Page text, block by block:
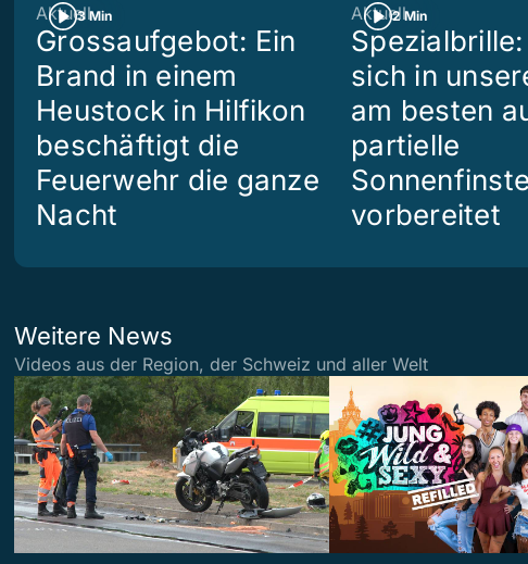
3 Min
Aktuell
Grossaufgebot: Ein
Brand in einem
Heustock in Hilfikon
beschäftigt die
Feuerwehr die ganze
Nacht
2 Min
Aktuell
sich in
am besten
partielle
vorbereitet
Weitere News
Videos aus der Region, der Schweiz und aller Welt